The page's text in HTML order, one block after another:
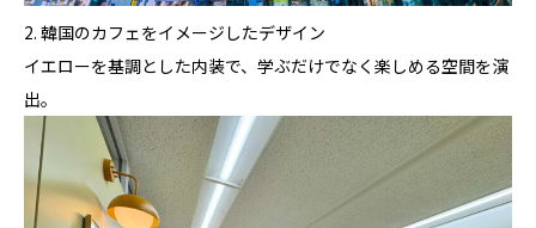
2. 韓国のカフェをイメージしたデザイン
イエローを基調とした内装で、学ぶだけでなく楽しめる空間を演
出。